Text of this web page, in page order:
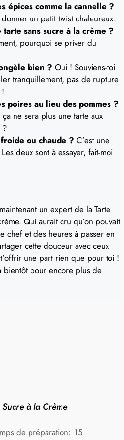
épices comme la cannelle ?
un petit twist chaleureux.
tarte sans sucre à la crème ?
pourquoi se priver du
bien ? Oui ! Souviens-toi
tranquillement, pas de rupture
poires au lieu des pommes ?
ne sera plus une tarte aux
?
ou chaude ? C’est une
deux sont à essayer, fait-moi
un expert de la Tarte
Qui aurait cru qu’on pouvait
chef et des heures à passer en
cette douceur avec ceux
une part rien que pour toi !
bientôt pour encore plus de
Sucre à la Crème
de préparation: 15